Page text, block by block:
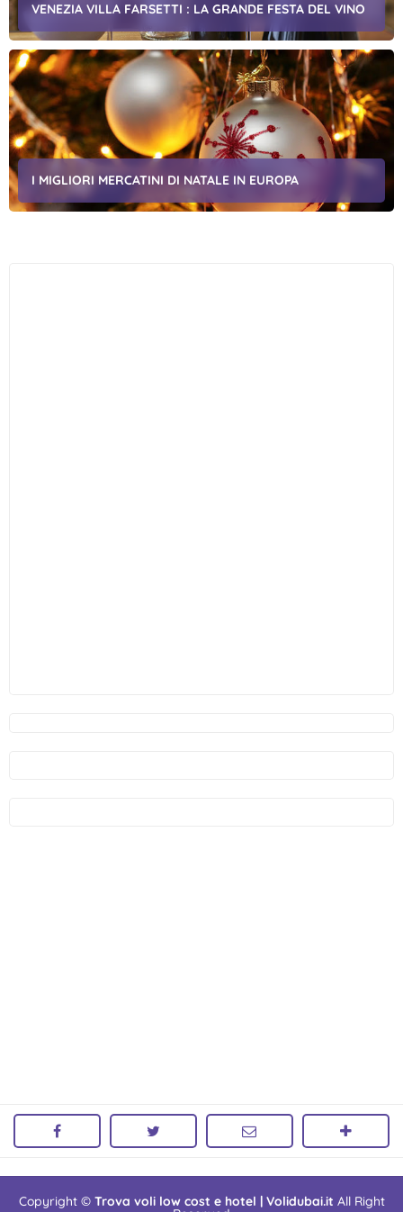
VENEZIA VILLA FARSETTI : LA GRANDE FESTA DEL VINO
I MIGLIORI MERCATINI DI NATALE IN EUROPA
Copyright © Trova voli low cost e hotel | Volidubai.it All Right